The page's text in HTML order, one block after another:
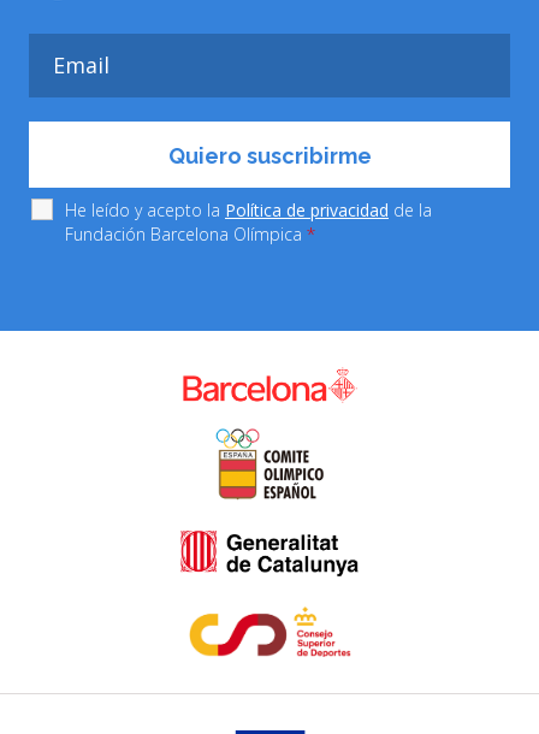
He leído y acepto la Política de privacidad de la
Fundación Barcelona Olímpica *